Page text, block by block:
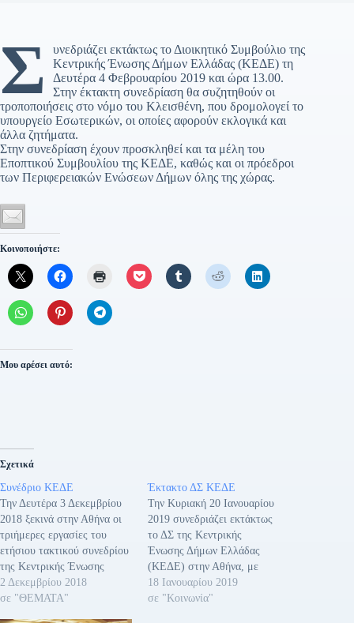
Σ
υνεδριάζει εκτάκτως το Διοικητικό Συμβούλιο της
Κεντρικής Ένωσης Δήμων Ελλάδας (ΚΕΔΕ) τη
Δευτέρα 4 Φεβρουαρίου 2019 και ώρα 13.00.
Στην έκτακτη συνεδρίαση θα συζητηθούν οι
τροποποιήσεις στο νόμο του Κλεισθένη, που δρομολογεί το
υπουργείο Εσωτερικών, οι οποίες αφορούν εκλογικά και
άλλα ζητήματα.
Στην συνεδρίαση έχουν προσκληθεί και τα μέλη του
Εποπτικού Συμβουλίου της ΚΕΔΕ, καθώς και οι πρόεδροι
των Περιφερειακών Ενώσεων Δήμων όλης της χώρας.
Κοινοποιήστε:
Μου αρέσει αυτό:
Σχετικά
Συνέδριο ΚΕΔΕ
Την Δευτέρα 3 Δεκεμβρίου
2018 ξεκινά στην Αθήνα οι
τριήμερες εργασίες του
ετήσιου τακτικού συνεδρίου
της Κεντρικής Ένωσης
Δήμων Ελλάδος (ΚΕΔΕ), το
τελευταίο της τρέχουσας
2 Δεκεμβρίου 2018
σε "ΘΕΜΑΤΑ"
Έκτακτο ΔΣ ΚΕΔΕ
Την Κυριακή 20 Ιανουαρίου
2019 συνεδριάζει εκτάκτως
το ΔΣ της Κεντρικής
Ένωσης Δήμων Ελλάδας
(ΚΕΔΕ) στην Αθήνα, με
μοναδικό θέμα την
συμφωνία των Πρεσπών.
18 Ιανουαρίου 2019
σε "Κοινωνία"